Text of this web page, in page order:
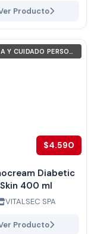
Producto
BELLEZA Y CUIDADO PERSONAL
$4.590
Diabetic
Skin 400 ml
VITALSEC SPA
Producto